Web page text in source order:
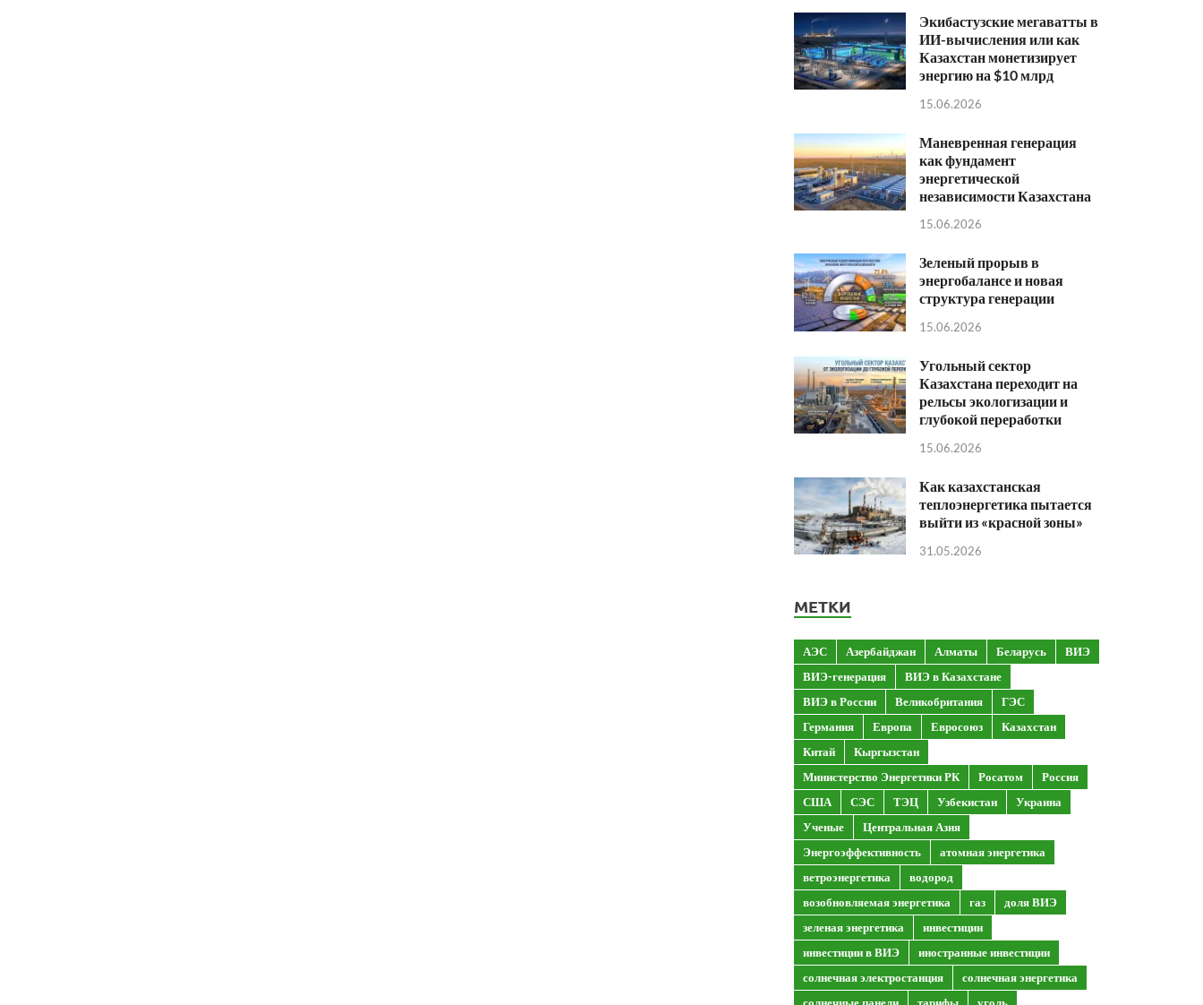
Экибастузские мегаватты в
ИИ-вычисления или как
Казахстан монетизирует
энергию на $10 млрд
15.06.2026
Маневренная генерация
как фундамент
энергетической
независимости Казахстана
15.06.2026
Зеленый прорыв в
энергобалансе и новая
структура генерации
15.06.2026
Угольный сектор
Казахстана переходит на
рельсы экологизации и
глубокой переработки
15.06.2026
Как казахстанская
теплоэнергетика пытается
выйти из «красной зоны»
31.05.2026
МЕТКИ
АЭС Азербайджан Алматы Беларусь
ВИЭ
ВИЭ-генерация
ВИЭ в Казахстане
ВИЭ в России
Великобритания
ГЭС
Германия
Европа Евросоюз
Казахстан
Китай
Кыргызстан
Министерство Энергетики РК
Росатом
Россия
США
СЭС ТЭЦ Узбекистан
Украина
Ученые
Центральная Азия
Энергоэффективность
атомная энергетика
ветроэнергетика
водород
возобновляемая энергетика
газ
доля ВИЭ
зеленая энергетика
инвестиции
инвестиции в ВИЭ
иностранные инвестиции
солнечная электростанция
солнечная энергетика
солнечные панели
тарифы уголь